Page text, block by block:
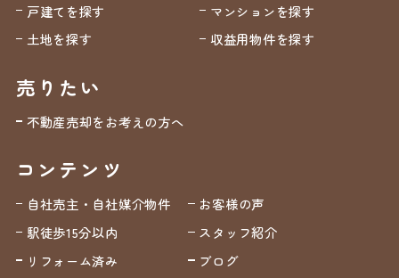
戸建てを探す
マンションを探す
土地を探す
収益用物件を探す
売りたい
不動産売却をお考えの方へ
コンテンツ
自社売主・自社媒介物件
駅徒歩15分以内
リフォーム済み
お客様の声
スタッフ紹介
ブログ